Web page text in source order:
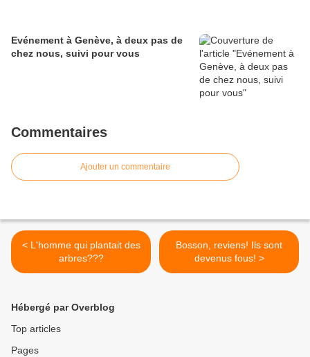
Evénement à Genève, à deux pas de
chez nous, suivi pour vous
Commentaires
Ajouter un commentaire
< L'homme qui plantait des
arbres???
Bosson, reviens! Ils sont
devenus fous! >
Hébergé par Overblog
Top articles
Pages